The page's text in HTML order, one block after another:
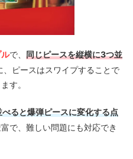
で、 同じピースを縦横に3つ並
、ピースはスワイプすることで
す。
ると爆弾ピースに変化する点
で、難しい問題にも対応でき